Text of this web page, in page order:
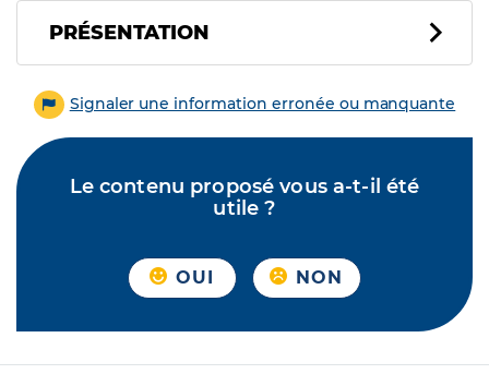
PRÉSENTATION
Signaler une information erronée ou manquante
Le contenu proposé vous a-t-il été
utile ?
OUI NON